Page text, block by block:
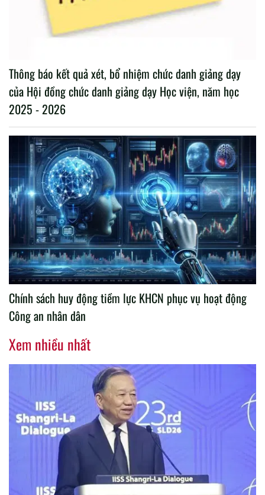
Thông báo kết quả xét, bổ nhiệm chức danh giảng dạy
của Hội đồng chức danh giảng dạy Học viện, năm học
2025 - 2026
Chính sách huy động tiềm lực KHCN phục vụ hoạt động
Công an nhân dân
Xem nhiều nhất